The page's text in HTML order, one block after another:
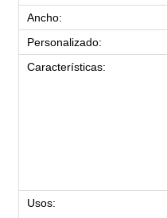
Ancho:
Personalizado:
Características:
Usos: